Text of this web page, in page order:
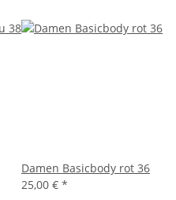
Damen Basicbody rot 36
25,00 € *